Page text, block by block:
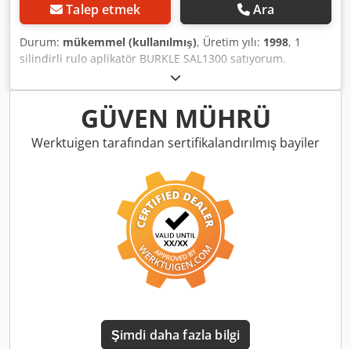
Talep etmek Ara
Durum: mükemmel (kullanılmış), Üretim yılı: 1998, 1
silindirli rulo aplikatör BURKLE SAL1300 satıyorum.
Dkjdpfsi Euqqjx Al Tor Çalışma genişliği 1300mm Çok iyi
durumda. Tamamen çalışır durumda. Derz dolgusu için
GÜVEN MÜHRÜ
Werktuigen tarafından sertifikalandırılmış bayiler
Şimdi daha fazla bilgi